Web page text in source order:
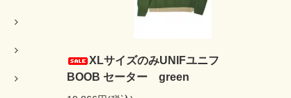
XLサイズのみUNIFユニフ
BOOB セーター green